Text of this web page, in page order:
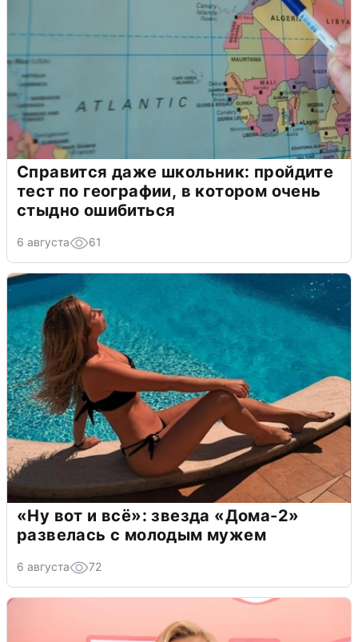
Справится даже школьник: пройдите
тест по географии, в котором очень
стыдно ошибиться
6 августа 61
«Ну вот и всё»: звезда «Дома-2»
развелась с молодым мужем
6 августа 72